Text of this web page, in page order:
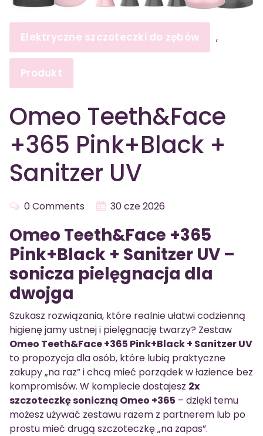
Elektryczne szczoteczki do zębów ,
Produkt
Omeo Teeth&Face
+365 Pink+Black +
Sanitzer UV
0 Comments 30 cze 2026
Omeo Teeth&Face +365
Pink+Black + Sanitzer UV –
sonicza pielęgnacja dla
dwojga
Szukasz rozwiązania, które realnie ułatwi codzienną
higienę jamy ustnej i pielęgnację twarzy? Zestaw
Omeo Teeth&Face +365 Pink+Black + Sanitzer UV
to propozycja dla osób, które lubią praktyczne
zakupy „na raz” i chcą mieć porządek w łazience bez
kompromisów. W komplecie dostajesz 2x
szczoteczkę soniczną Omeo +365 – dzięki temu
możesz używać zestawu razem z partnerem lub po
prostu mieć drugą szczoteczkę „na zapas”.